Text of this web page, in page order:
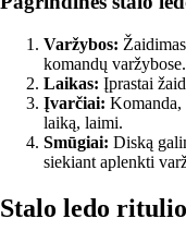
Varžybos:
komandų varžybose.
Laikas: Įprastai
Įvarčiai: Komanda,
laiką, laimi.
Smūgiai: Diską
siekiant aplenkti
Stalo ledo